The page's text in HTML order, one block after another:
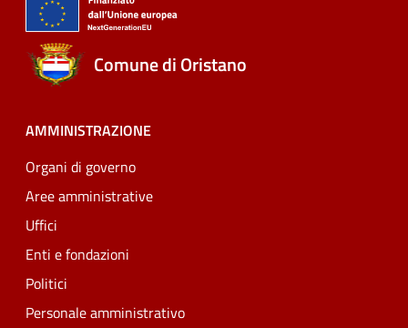
Comune di Oristano
AMMINISTRAZIONE
Organi di governo
Aree amministrative
Uffici
Enti e fondazioni
Politici
Personale amministrativo